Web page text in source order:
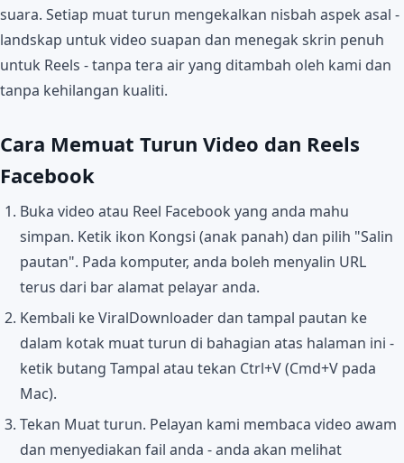
suara. Setiap muat turun mengekalkan nisbah aspek asal -
landskap untuk video suapan dan menegak skrin penuh
untuk Reels - tanpa tera air yang ditambah oleh kami dan
tanpa kehilangan kualiti.
Cara Memuat Turun Video dan Reels
Facebook
Buka video atau Reel Facebook yang anda mahu
simpan. Ketik ikon Kongsi (anak panah) dan pilih "Salin
pautan". Pada komputer, anda boleh menyalin URL
terus dari bar alamat pelayar anda.
Kembali ke ViralDownloader dan tampal pautan ke
dalam kotak muat turun di bahagian atas halaman ini -
ketik butang Tampal atau tekan Ctrl+V (Cmd+V pada
Mac).
Tekan Muat turun. Pelayan kami membaca video awam
dan menyediakan fail anda - anda akan melihat